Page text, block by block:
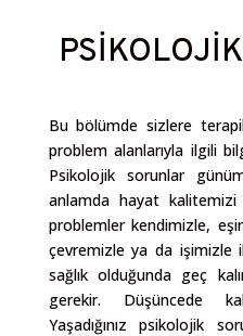
Bu bölümde sizlere
problem alanlarıyla ilgili
Psikolojik sorunlar
anlamda hayat
problemler kendimizle,
çevremizle ya da işimizle
sağlık olduğunda geç
gerekir. Düşüncede
Yaşadığınız psikolojik